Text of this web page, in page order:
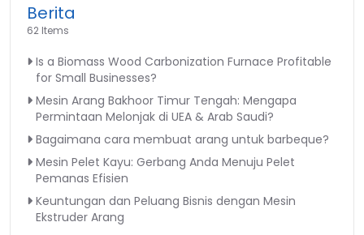
Berita
62 Items
Is a Biomass Wood Carbonization Furnace Profitable
for Small Businesses?
Mesin Arang Bakhoor Timur Tengah: Mengapa
Permintaan Melonjak di UEA & Arab Saudi?
Bagaimana cara membuat arang untuk barbeque?
Mesin Pelet Kayu: Gerbang Anda Menuju Pelet
Pemanas Efisien
Keuntungan dan Peluang Bisnis dengan Mesin
Ekstruder Arang